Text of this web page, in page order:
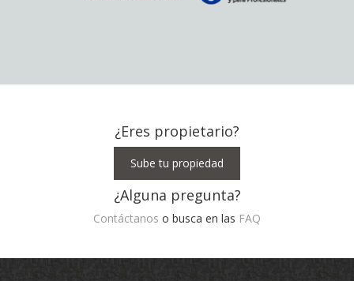
¿Eres propietario?
Sube tu propiedad
¿Alguna pregunta?
Contáctanos o busca en las FAQ